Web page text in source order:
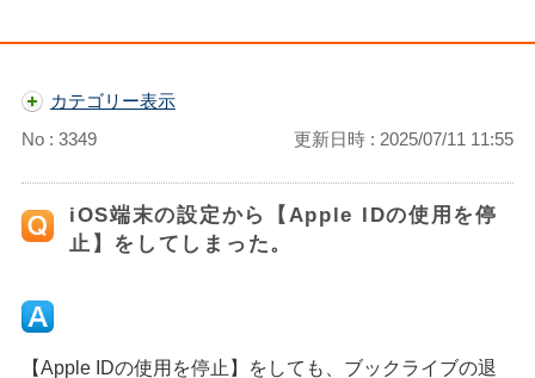
カテゴリー表示
No : 3349
更新日時 : 2025/07/11 11:55
iOS端末の設定から【Apple IDの使用を停
止】をしてしまった。
【Apple IDの使用を停止】をしても、ブックライブの退